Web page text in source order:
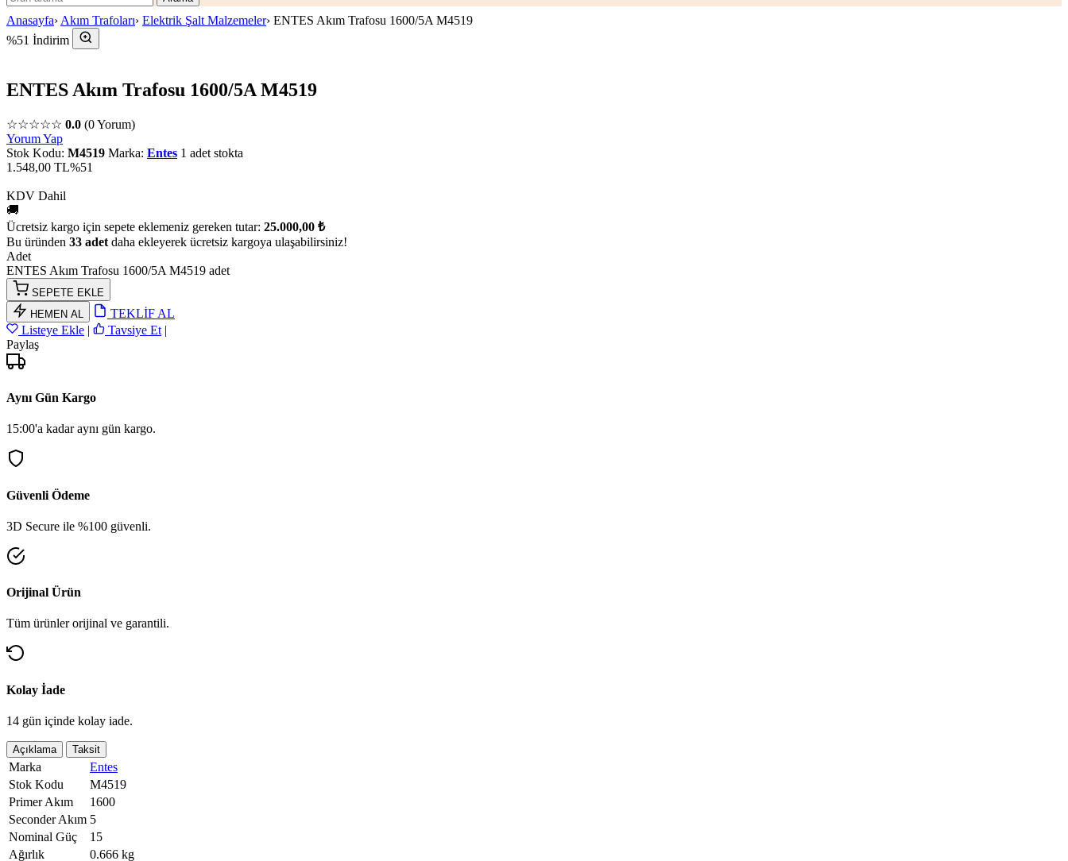
Anasayfa› Akım Trafoları› Elektrik Şalt Malzemeler› ENTES Akım Trafosu 1600/5A M4519
%51 İndirim
ENTES Akım Trafosu 1600/5A M4519
☆☆☆☆☆ 0.0 (0 Yorum)
Yorum Yap
Stok Kodu: M4519 Marka: Entes 1 adet stokta
1.548,00 TL%51
KDV Dahil
🚚
Ücretsiz kargo için sepete eklemeniz gereken tutar: 25.000,00 ₺
Bu üründen 33 adet daha ekleyerek ücretsiz kargoya ulaşabilirsiniz!
Adet
ENTES Akım Trafosu 1600/5A M4519 adet
SEPETE EKLE
HEMEN AL
TEKLİF AL
Listeye Ekle | Tavsiye Et |
Paylaş
Aynı Gün Kargo
15:00'a kadar aynı gün kargo.
Güvenli Ödeme
3D Secure ile %100 güvenli.
Orijinal Ürün
Tüm ürünler orijinal ve garantili.
Kolay İade
14 gün içinde kolay iade.
Açıklama Taksit
Marka
Entes
Stok Kodu
M4519
Primer Akım
1600
Seconder Akım 5
Nominal Güç
15
Ağırlık
0.666 kg